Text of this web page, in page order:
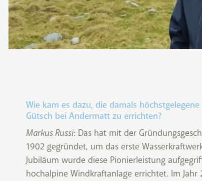
Wie kam es dazu, die damals
Gütsch bei Andermatt zu errichten?
Markus Russi: Das hat mit der
1902 gegründet, um das erste
Jubiläum wurde diese Pionierleistung
hochalpine Windkraftanlage errichtet. Im